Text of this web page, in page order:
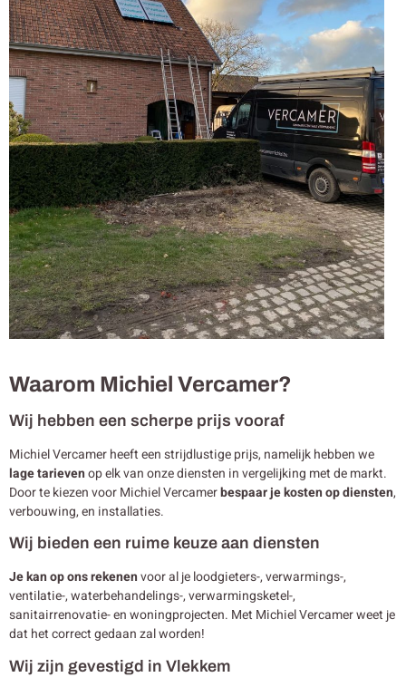
Waarom Michiel Vercamer?
Wij hebben een scherpe prijs vooraf
Michiel Vercamer heeft een strijdlustige prijs, namelijk hebben we
lage tarievenop elk van onze diensten in vergelijking met de markt.
Door te kiezen voor Michiel Vercamerbespaar je kosten op diensten,
verbouwing, en installaties.
Wij bieden een ruime keuze aan diensten
Je kan op ons rekenenvoor al je loodgieters-, verwarmings-,
ventilatie-, waterbehandelings-, verwarmingsketel-,
sanitairrenovatie- en woningprojecten. Met Michiel Vercamer weet je
dat het correct gedaan zal worden!
Wij zijn gevestigd in Vlekkem